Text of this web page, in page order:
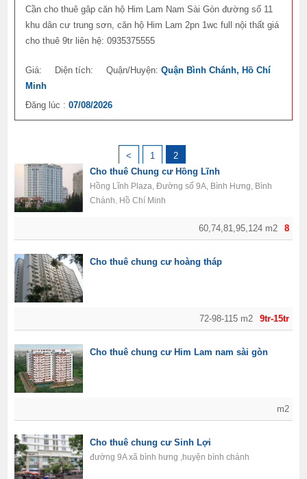
Cần cho thuê gâp căn hộ Him Lam Nam Sài Gòn đường số 11
khu dân cư trung sơn, căn hộ Him Lam 2pn 1wc full nội thất giá
cho thuê 9tr liên hệ: 0935375555
Giá: Diện tích: Quận/Huyện:Quận Bình Chánh, Hồ Chí
Minh
Đăng lúc :07/08/2026
< 1 2
8
60,74,81,95,124 m2
Cho thuê Chung cư Hồng Lĩnh
Hồng Lĩnh Plaza, Đường số 9A, Bình Hưng, Bình
Chánh, Hồ Chí Minh
9tr-15tr
72-98-115 m2
Cho thuê chung cư hoàng tháp
m2
Cho thuê chung cư Him Lam nam sài gòn
Cho thuê chung cư Sinh Lợi
đường 9A xã bình hưng ,huyện bình chánh